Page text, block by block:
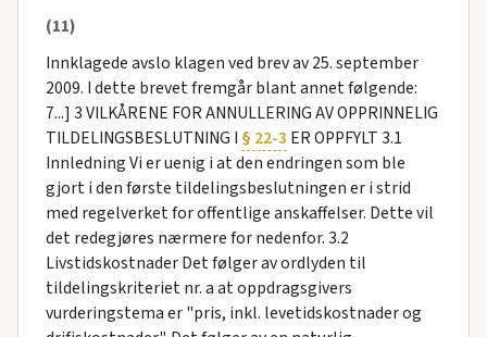
(11)
Innklagede avslo klagen ved brev av 25. september
2009. I dette brevet fremgår blant annet følgende:
7...] 3 VILKÅRENE FOR ANNULLERING AV OPPRINNELIG
TILDELINGSBESLUTNING I § 22-3 ER OPPFYLT 3.1
Innledning Vi er uenig i at den endringen som ble
gjort i den første tildelingsbeslutningen er i strid
med regelverket for offentlige anskaffelser. Dette vil
det redegjøres nærmere for nedenfor. 3.2
Livstidskostnader Det følger av ordlyden til
tildelingskriteriet nr. a at oppdragsgivers
vurderingstema er "pris, inkl. levetidskostnader og